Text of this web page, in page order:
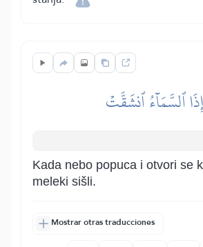
إِذَا ٱلسَّمَآءُ ٱنشَقَّتۡ
Kada nebo popuca i otvori se
meleki sišli.
Mostrar otras traducciones